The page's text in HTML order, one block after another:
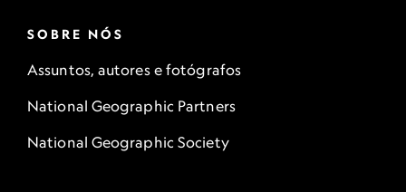
SOBRE NÓS
Assuntos, autores e fotógrafos
National Geographic Partners
National Geographic Society